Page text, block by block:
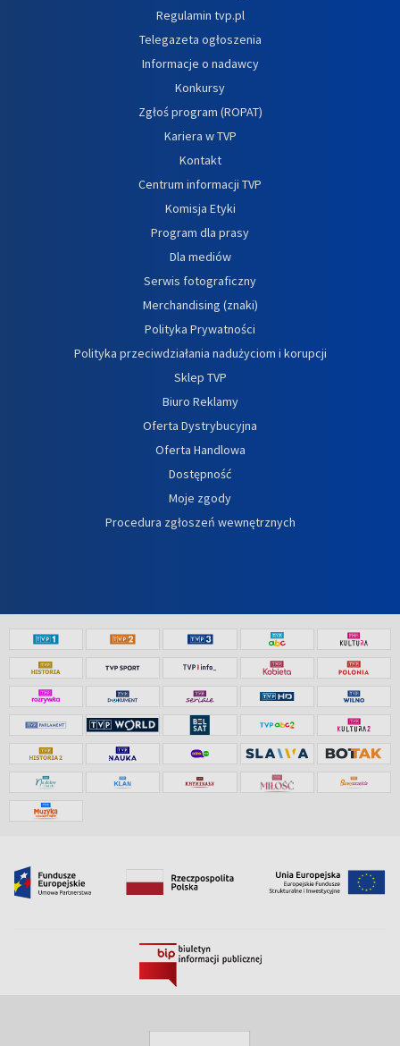
Regulamin tvp.pl
Telegazeta ogłoszenia
Informacje o nadawcy
Konkursy
Zgłoś program (ROPAT)
Kariera w TVP
Kontakt
Centrum informacji TVP
Komisja Etyki
Program dla prasy
Dla mediów
Serwis fotograficzny
Merchandising (znaki)
Polityka Prywatności
Polityka przeciwdziałania nadużyciom i korupcji
Sklep TVP
Biuro Reklamy
Oferta Dystrybucyjna
Oferta Handlowa
Dostępność
Moje zgody
Procedura zgłoszeń wewnętrznych